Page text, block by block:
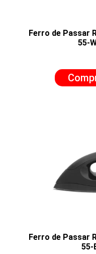
Ferro de Passar
55-
Ferro de Passar
55-